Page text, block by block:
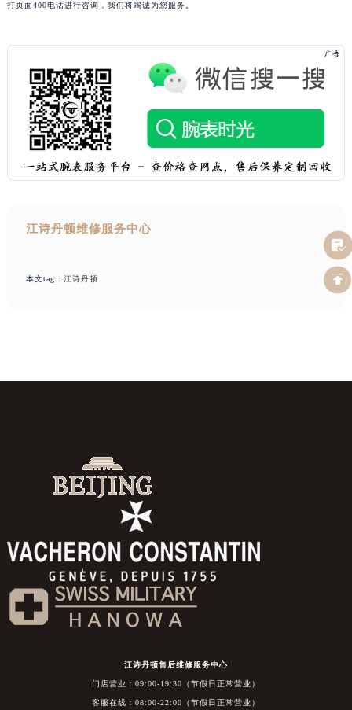
打页面400电话进行咨询，我们将竭诚为您服务。
江诗丹顿维修服务中心
本文tag： 江诗丹顿
江诗丹顿售后维修服务中心
门店营业：09:00-19:30（节假日正常营业）
客服在线：08:00-22:00（节假日正常营业）